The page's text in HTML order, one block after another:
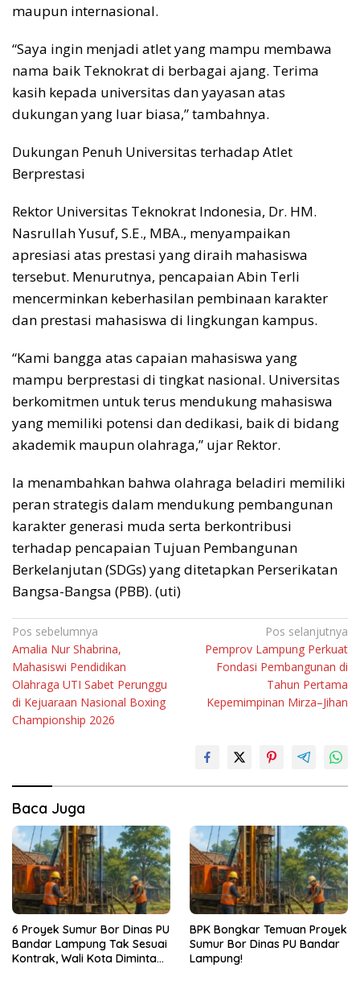
maupun internasional.
“Saya ingin menjadi atlet yang mampu membawa
nama baik Teknokrat di berbagai ajang. Terima
kasih kepada universitas dan yayasan atas
dukungan yang luar biasa,” tambahnya.
Dukungan Penuh Universitas terhadap Atlet
Berprestasi
Rektor Universitas Teknokrat Indonesia, Dr. HM.
Nasrullah Yusuf, S.E., MBA., menyampaikan
apresiasi atas prestasi yang diraih mahasiswa
tersebut. Menurutnya, pencapaian Abin Terli
mencerminkan keberhasilan pembinaan karakter
dan prestasi mahasiswa di lingkungan kampus.
“Kami bangga atas capaian mahasiswa yang
mampu berprestasi di tingkat nasional. Universitas
berkomitmen untuk terus mendukung mahasiswa
yang memiliki potensi dan dedikasi, baik di bidang
akademik maupun olahraga,” ujar Rektor.
Ia menambahkan bahwa olahraga beladiri memiliki
peran strategis dalam mendukung pembangunan
karakter generasi muda serta berkontribusi
terhadap pencapaian Tujuan Pembangunan
Berkelanjutan (SDGs) yang ditetapkan Perserikatan
Bangsa-Bangsa (PBB). (uti)
Navigasi
pos
Pos sebelumnya
Amalia Nur Shabrina,
Mahasiswi Pendidikan
Olahraga UTI Sabet Perunggu
di Kejuaraan Nasional Boxing
Championship 2026
Pos selanjutnya
Pemprov Lampung Perkuat
Fondasi Pembangunan di
Tahun Pertama
Kepemimpinan Mirza–Jihan
Baca Juga
6 Proyek Sumur Bor Dinas PU
Bandar Lampung Tak Sesuai
Kontrak, Wali Kota Diminta
BPK Bongkar Temuan Proyek
Sumur Bor Dinas PU Bandar
Lampung!